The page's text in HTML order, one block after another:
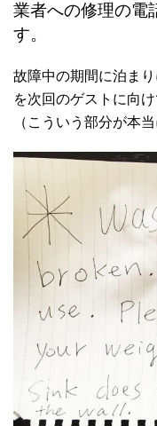
業者への修理の電
す。
故障中の期間に泊ま
を次回のゲストに向
（こういう部分が本